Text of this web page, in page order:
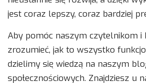
jest coraz lepszy, coraz bardziej
Aby pomóc naszym czytelnikom i
zrozumieć, jak to wszystko
dzielimy się wiedzą na naszym
społecznościowych. Znajdziesz u